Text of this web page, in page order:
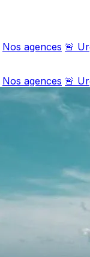
Nos agences 🚨
Nos agences 🚨